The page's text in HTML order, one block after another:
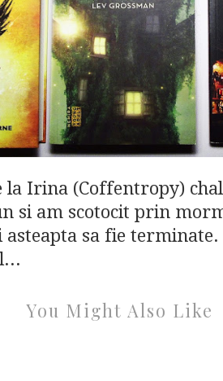
la Irina (Coffentropy)
si am scotocit prin
asteapta sa fie terminate.
You Might Also Like